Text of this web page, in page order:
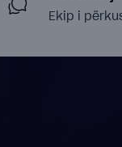
Ekip i